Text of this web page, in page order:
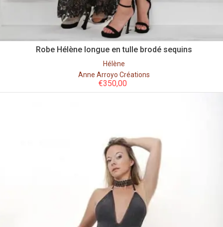
Robe Hélène longue en tulle brodé sequins
Hélène
Anne Arroyo Créations
€350,00